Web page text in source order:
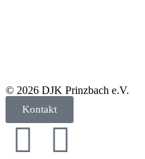
© 2026 DJK Prinzbach e.V.
Kontakt